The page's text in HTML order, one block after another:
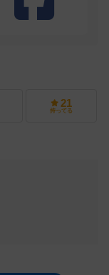
21
持ってる